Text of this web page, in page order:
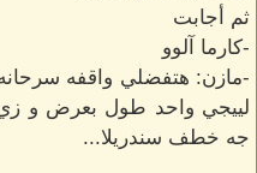
ثم أجابت
-كارما آلوو
-مازن: هتفضلي واقفه سرحانه
لييجي واحد طول بعرض و زي
جه خطف سندريلا...